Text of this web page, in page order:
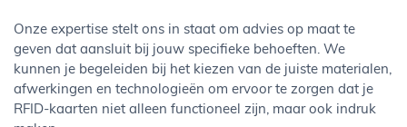
Onze expertise stelt ons in staat om advies op maat te
geven dat aansluit bij jouw specifieke behoeften. We
kunnen je begeleiden bij het kiezen van de juiste materialen,
afwerkingen en technologieën om ervoor te zorgen dat je
RFID-kaarten niet alleen functioneel zijn, maar ook indruk